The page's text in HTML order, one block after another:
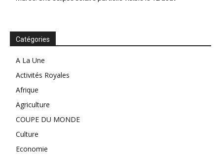
Catégories
A La Une
Activités Royales
Afrique
Agriculture
COUPE DU MONDE
Culture
Economie